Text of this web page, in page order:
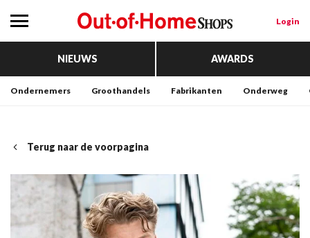
Login
NIEUWS AWARDS
Ondernemers Groothandels Fabrikanten Onderweg
Terug naar de voorpagina